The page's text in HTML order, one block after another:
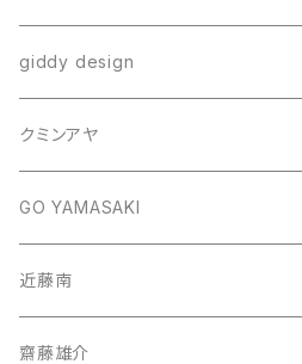
giddy design
クミンアヤ
GO YAMASAKI
近藤南
齋藤雄介